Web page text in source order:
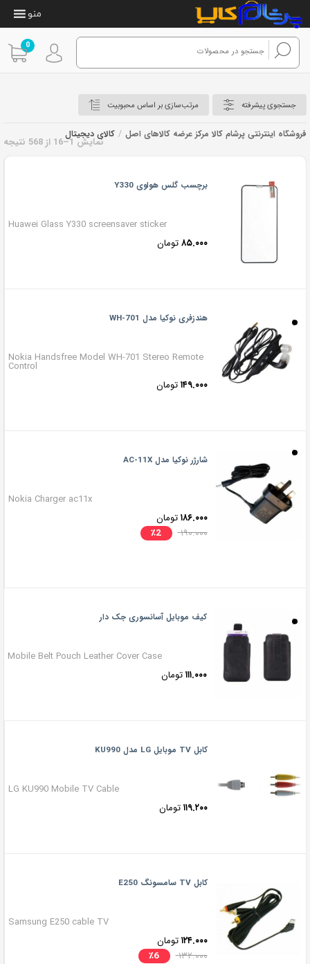
0
منو
جستجوی پیشرفته مرتب‌سازی بر اساس محبوبیت
فروشگاه اینترنتی پرشام کالا مرکز عرضه کالاهای اصل / کالای دیجیتال
نمایش 1–16 از 568 نتیجه
برچسب گلس هواوی Y330
Huawei Glass Y330 screensaver sticker
۸۵.۰۰۰ تومان
هندزفری نوکیا مدل WH-701
Nokia Handsfree Model WH-701 Stereo Remote
Control
۱۴۹.۰۰۰ تومان
شارژر نوکیا مدل AC-11X
Nokia Charger ac11x
۱۸۶.۰۰۰ تومان
٪2 ۱۹۰.۰۰۰
کیف موبایل آسانسوری جک دار
Mobile Belt Pouch Leather Cover Case
۱۱۱.۰۰۰ تومان
کابل TV موبایل LG مدل KU990
LG KU990 Mobile TV Cable
۱۱۹.۲۰۰ تومان
کابل TV سامسونگ E250
Samsung E250 cable TV
۱۲۴.۰۰۰ تومان
٪6 ۱۳۲.۰۰۰